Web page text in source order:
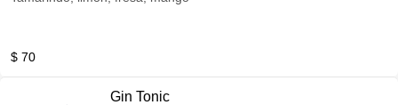
$ 70
Gin Tonic